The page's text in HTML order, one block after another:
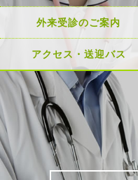
外来受診のご案内
アクセス・送迎バス